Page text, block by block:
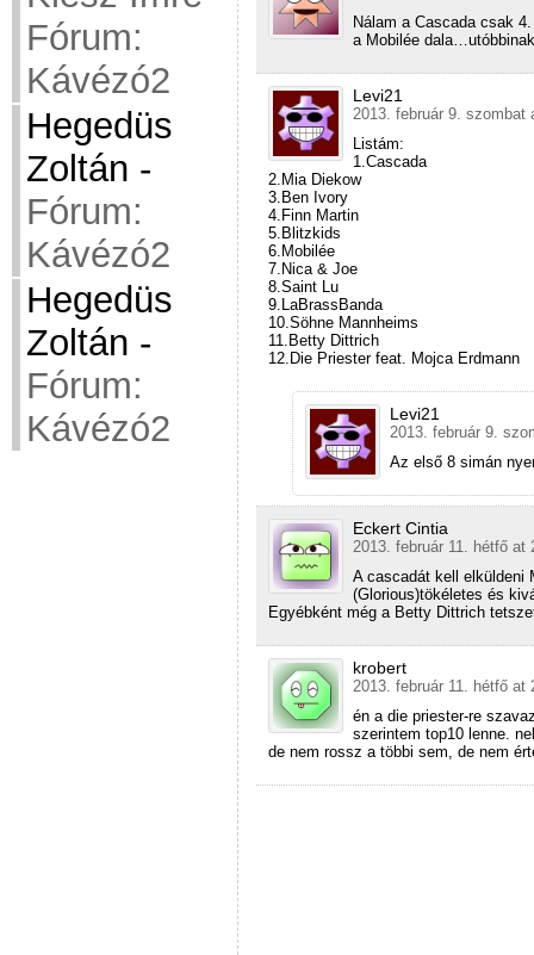
Fórum:
Kávézó2
Hegedüs
Zoltán -
Fórum:
Kávézó2
Hegedüs
Zoltán -
Fórum:
Kávézó2
Nálam a Cascada csak
a Mobilée
Levi21
2013. február 9. szombat
Listám:
1.Cascada
2.Mia Diekow
3.Ben Ivory
4.Finn Martin
5.Blitzkids
6.Mobilée
7.Nica & Joe
8.Saint Lu
9.LaBrassBanda
10.Söhne Mannheims
11.Betty Dittrich
12.Die Priester feat. Mojca Erdmann
Levi21
2013. február 9.
Az első 8 simán
Eckert Cintia
2013. február 11. hétfő at
A cascadát kell elküldeni
(Glorious)tökéletes és
Egyébként még a Betty Dittrich
krobert
2013. február 11. hétfő at
én a die priester-re
szerintem top10 lenne.
de nem rossz a többi sem, de nem